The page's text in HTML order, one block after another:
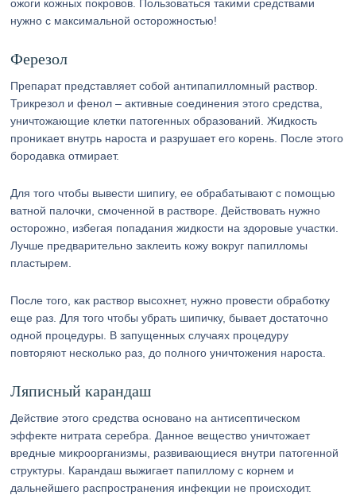
ожоги кожных покровов. Пользоваться такими средствами
нужно с максимальной осторожностью!
Ферезол
Препарат представляет собой антипапилломный раствор.
Трикрезол и фенол – активные соединения этого средства,
уничтожающие клетки патогенных образований. Жидкость
проникает внутрь нароста и разрушает его корень. После этого
бородавка отмирает.
Для того чтобы вывести шипигу, ее обрабатывают с помощью
ватной палочки, смоченной в растворе. Действовать нужно
осторожно, избегая попадания жидкости на здоровые участки.
Лучше предварительно заклеить кожу вокруг папилломы
пластырем.
После того, как раствор высохнет, нужно провести обработку
еще раз. Для того чтобы убрать шипичку, бывает достаточно
одной процедуры. В запущенных случаях процедуру
повторяют несколько раз, до полного уничтожения нароста.
Ляписный карандаш
Действие этого средства основано на антисептическом
эффекте нитрата серебра. Данное вещество уничтожает
вредные микроорганизмы, развивающиеся внутри патогенной
структуры. Карандаш выжигает папиллому с корнем и
дальнейшего распространения инфекции не происходит.